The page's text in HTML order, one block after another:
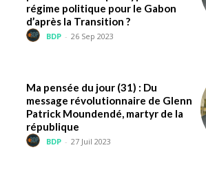
régime politique pour le Gabon
d’après la Transition ?
BDP - 26 Sep 2023
Ma pensée du jour (31) : Du
message révolutionnaire de Glenn
Patrick Moundendé, martyr de la
république
BDP - 27 Juil 2023